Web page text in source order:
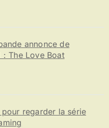
annonce de
: The Love Boat
regarder la série